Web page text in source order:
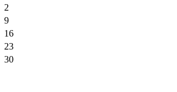
2
9
16
23
30